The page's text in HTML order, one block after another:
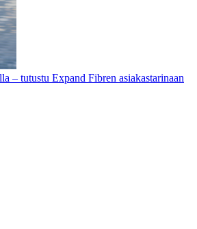
– tutustu Expand Fibren asiakastarinaan